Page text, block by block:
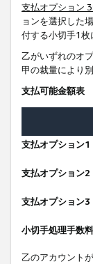
支払オプション 3:
ョンを選択した
付する小切手1枚
乙がいずれのオ
甲の裁量により
支払可能金額表
支払オプション1
支払オプション2
支払オプション3
小切手処理手数料
乙のアカウント